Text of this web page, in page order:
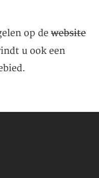
op de website
u ook een